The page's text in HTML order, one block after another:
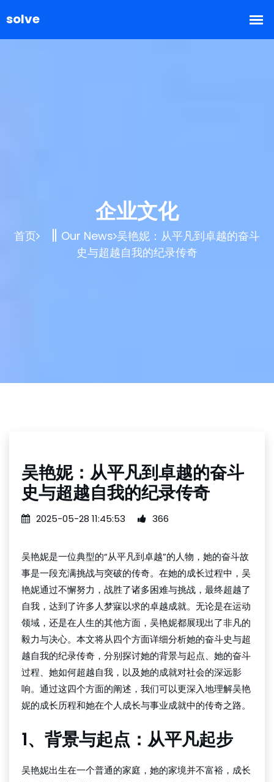
企业文化
首页 Our News 吴艳妮：从平凡到卓越的奋斗
史与超越自我的纪录传奇
吴艳妮：从平凡到卓越的奋斗
史与超越自我的纪录传奇
2025-05-28 11:45:53 366
吴艳妮是一位典型的“从平凡到卓越”的人物，她的奋斗故
事是一段充满挑战与突破的传奇。在她的成长过程中，吴
艳妮通过不懈努力，战胜了诸多困难与挑战，最终超越了
自我，达到了许多人梦寐以求的卓越成就。无论是在运动
领域，还是在人生的其他方面，吴艳妮都展现出了非凡的
毅力与决心。本文将从四个方面详细分析她的奋斗史与超
越自我的纪录传奇，分别探讨她的背景与起点、她的奋斗
过程、她如何超越自我，以及她的成就对社会的深远影
响。通过这四个方面的阐述，我们可以更深入地理解吴艳
妮的成长历程和她在个人成长与事业成就中的传奇之路。
1、背景与起点：从平凡起步
吴艳妮出生在一个普通的家庭，她的家境并不富裕，成长